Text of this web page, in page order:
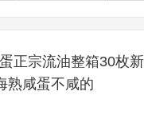
正宗流油整箱30枚
熟咸蛋不咸的